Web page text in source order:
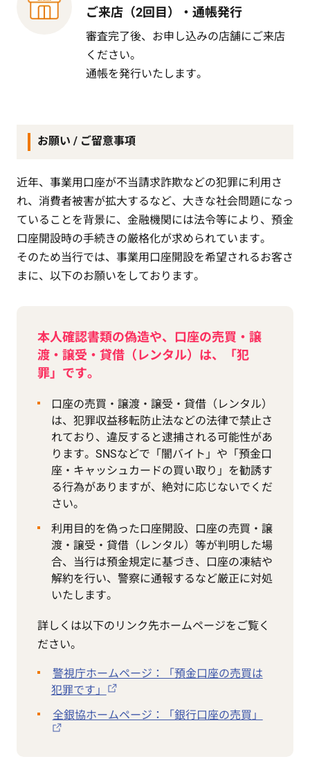
ご来店（2回目）・通帳発行
審査完了後、お申し込みの店舗にご来店
ください。
通帳を発行いたします。
お願い / ご留意事項
近年、事業用口座が不当請求詐欺などの犯罪に利用さ
れ、消費者被害が拡大するなど、大きな社会問題になっ
ていることを背景に、金融機関には法令等により、預金
口座開設時の手続きの厳格化が求められています。
そのため当行では、事業用口座開設を希望されるお客さ
まに、以下のお願いをしております。
本人確認書類の偽造や、口座の売買・譲
渡・譲受・貸借（レンタル）は、「犯
罪」です。
口座の売買・譲渡・譲受・貸借（レンタル）
は、犯罪収益移転防止法などの法律で禁止さ
れており、違反すると逮捕される可能性があ
ります。SNSなどで「闇バイト」や「預金口
座・キャッシュカードの買い取り」を勧誘す
る行為がありますが、絶対に応じないでくだ
さい。
利用目的を偽った口座開設、口座の売買・譲
渡・譲受・貸借（レンタル）等が判明した場
合、当行は預金規定に基づき、口座の凍結や
解約を行い、警察に通報するなど厳正に対処
いたします。
詳しくは以下のリンク先ホームページをご覧く
ださい。
警視庁ホームページ：「預金口座の売買は
犯罪です」
全銀協ホームページ：「銀行口座の売買」